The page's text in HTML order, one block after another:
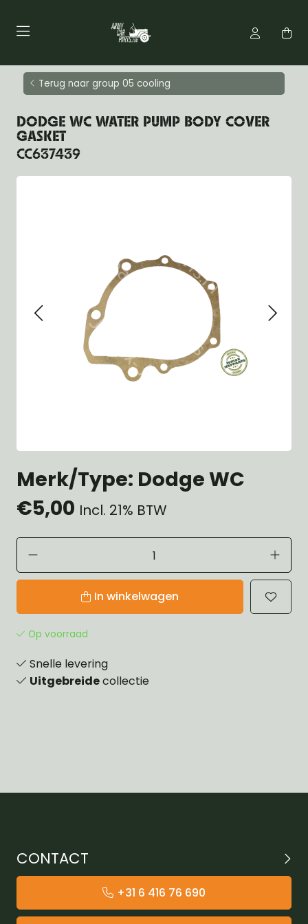
Terug naar group 05 cooling
DODGE WC WATER PUMP BODY COVER
GASKET
CC637439
Merk/Type: Dodge WC
€5,00 Incl. 21% BTW
In winkelwagen
Op voorraad
Snelle levering
Uitgebreidecollectie
CONTACT
+31 6 416 76 690